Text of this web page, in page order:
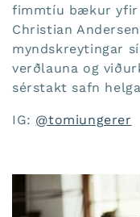
fimmtíu bækur yfir
Christian
myndskreytingar
verðlauna og
sérstakt safn
IG: @tomiungerer